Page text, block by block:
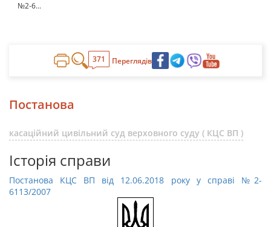
№2-6...
371 Переглядів
Постанова
касаційний цивільний суд верховного суду ( КЦС ВП )
Історія справи
Постанова КЦС ВП від 12.06.2018 року у справі №2-
6113/2007